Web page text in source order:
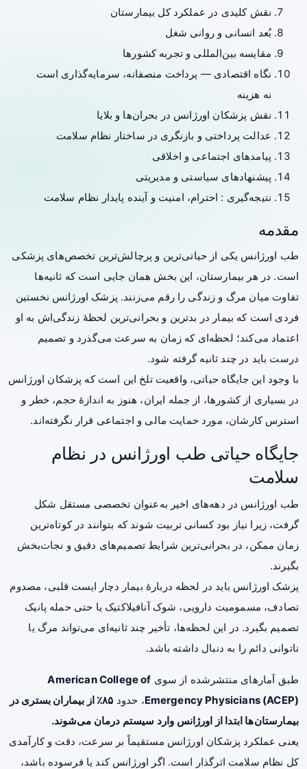
نقش کلیدی در عملکرد کل بیمارستان
بُعد انسانی و روانی شغل
مقایسه بین‌المللی و تجربه کشورها
نگاه اقتصادی — پرداخت منصفانه، سرمایه‌گذاری است
نه هزینه
نقش پزشکان اورژانس در بحران‌ها و بلایا
عدالت پرداختی و بازنگری در ساختار نظام سلامت
پیامدهای اجتماعی و اخلاقی
پیشنهادهای سیاستی و مدیریتی
نتیجه‌گیری : احترام، امنیت و آینده پایدار نظام سلامت
مقدمه
طب اورژانس یکی از حیاتی‌ترین و پرچالش‌ترین تخصص‌های پزشکی
است. در هر بیمارستان، این بخش همان جایی است که ثانیه‌ها
تفاوت میان مرگ و زندگی را رقم می‌زنند. پزشک اورژانس نخستین
فردی است که بیمار در بدترین و بحرانی‌ترین لحظهٔ زندگی‌اش به او
اعتماد می‌کند؛ لحظه‌ای که زمان به سرعت می‌گذرد و تصمیم
درست باید در چند ثانیه گرفته شود.
با وجود این جایگاه حیاتی، واقعیت تلخ این است که پزشکان اورژانس
در بسیاری از کشورها، از جمله ایران، هنوز به اندازهٔ حجم، خطر و
استرس کارشان، مورد حمایت مالی و اجتماعی قرار نگرفته‌اند.
جایگاه حیاتی طب اورژانس در نظام
سلامت
طب اورژانس در دهه‌های اخیر به‌عنوان تخصصی مستقل شکل
گرفت، زیرا نیاز بود کسانی تربیت شوند که بتوانند در کوتاه‌ترین
زمان ممکن، در بحرانی‌ترین شرایط تصمیم‌های دقیق و نجات‌بخش
بگیرند.
پزشک اورژانس باید در لحظه دربارهٔ بیمار دچار ایست قلبی، مصدوم
تصادف، مسمومیت دارویی، شوک آنافیلاکتیک یا حتی حمله پانیک
تصمیم بگیرد. در این لحظه‌ها، تأخیر چند ثانیه‌ای می‌تواند مرگ یا
ناتوانی دائم را به دنبال داشته باشد.
طبق آمارهای منتشرشده از سوی American College of
Emergency Physicians (ACEP)، حدود
۸۵٪ از بیماران بستری در
بیمارستان‌ها ابتدا از اورژانس وارد سیستم درمان می‌شوند.
یعنی عملکرد پزشکان اورژانس مستقیماً بر سرعت، دقت و کارآمدی
کل نظام سلامت اثرگذار است. اگر اورژانس کند یا فرسوده باشد،